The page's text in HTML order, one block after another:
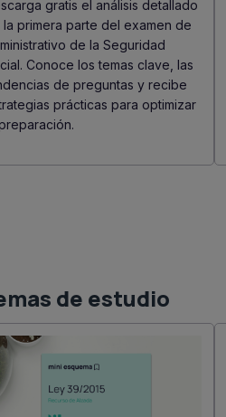
gratis el análisis detallado
la primera parte del examen de
de la Seguridad
Conoce los temas clave, las
de preguntas y recibe
prácticas para optimizar
de estudio